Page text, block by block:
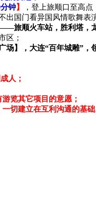
钟】
，登上旅顺口至高
出国门看异国风情歌舞
旅顺火车站，胜利塔，
区；
】，大连“百年城雕”
人；
览其它项目的意愿；
切建立在互利沟通的基础